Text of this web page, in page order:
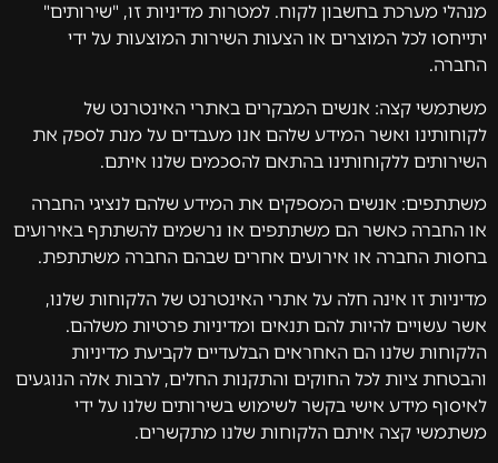
מנהלי מערכת בחשבון לקוח. למטרות מדיניות זו, "שירותים"
יתייחסו לכל המוצרים או הצעות השירות המוצעות על ידי
החברה.
משתמשי קצה: אנשים המבקרים באתרי האינטרנט של
לקוחותינו ואשר המידע שלהם אנו מעבדים על מנת לספק את
השירותים ללקוחותינו בהתאם להסכמים שלנו איתם.
משתתפים: אנשים המספקים את המידע שלהם לנציגי החברה
או החברה כאשר הם משתתפים או נרשמים להשתתף באירועים
בחסות החברה או אירועים אחרים שבהם החברה משתתפת.
מדיניות זו אינה חלה על אתרי האינטרנט של הלקוחות שלנו,
אשר עשויים להיות להם תנאים ומדיניות פרטיות משלהם.
הלקוחות שלנו הם האחראים הבלעדיים לקביעת מדיניות
והבטחת ציות לכל החוקים והתקנות החלים, לרבות אלה הנוגעים
לאיסוף מידע אישי בקשר לשימוש בשירותים שלנו על ידי
משתמשי קצה איתם הלקוחות שלנו מתקשרים.